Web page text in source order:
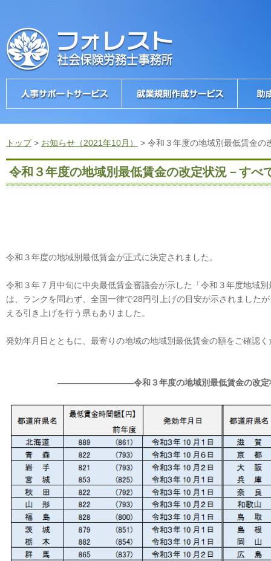
トップ> お知らせ（2021年10月） > 令和３年度の地域別最低賃金の
令和３年度の地域別最低賃金の改定状況－すべ
令和３年度の地域別最低賃金が正式に決定されました。
令和３年７月中旬に中央最低賃金審議会が示した「令和３年度地域
は、ランクを問わず、全国一律で28円引上げの目安が示されました
える引き上げを行う県もありました。
発効年月日とともに、最寄りの地域の地域別最低賃金の額をご確認く
―――――――――令和３年度の地域別最低賃金の